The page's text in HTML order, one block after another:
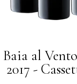
Baia al
2017 -